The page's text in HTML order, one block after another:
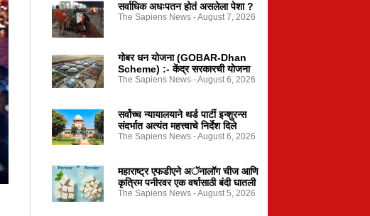
सर्वाधिक अधःपतन होतं असलेला पेशा ?
The Sapiens News August 7, 2026
गोबर धन योजना (GOBAR-Dhan
Scheme) :- केंद्र सरकारची योजना
The Sapiens News August 6, 2026
सर्वोच्च न्यायालयाने थर्ड पार्टी इन्शुरन्स
संदर्भात अत्यंत महत्त्वाचे निर्देश दिले
The Sapiens News August 6, 2026
महाराष्ट्र एफडीएने अॅनालॉग चीज आणि
कृत्रिम पनीरवर एक वर्षासाठी बंदी घातली
The Sapiens News August 5, 2026